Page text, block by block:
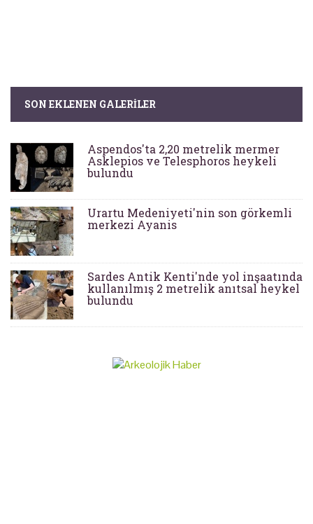
SON EKLENEN GALERILER
Aspendos'ta 2,20 metrelik mermer
Asklepios ve Telesphoros heykeli
bulundu
Urartu Medeniyeti'nin son görkemli
merkezi Ayanis
Sardes Antik Kenti'nde yol inşaatında
kullanılmış 2 metrelik anıtsal heykel
bulundu